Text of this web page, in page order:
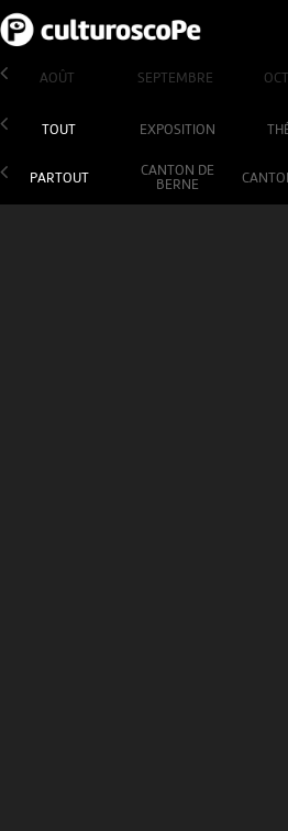
AOÛT SEPTEMBRE
TOUT EXPOSITION
PARTOUT
CANTON DE
BERNE